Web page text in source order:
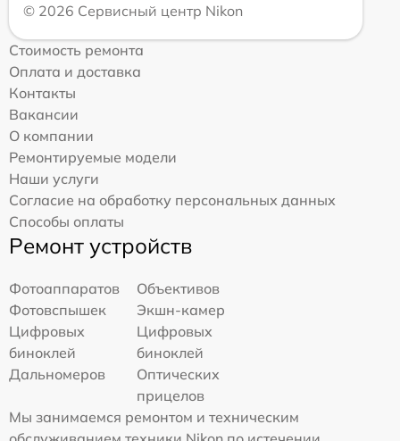
© 2026 Сервисный центр Nikon
Стоимость ремонта
Оплата и доставка
Контакты
Вакансии
О компании
Ремонтируемые модели
Наши услуги
Согласие на обработку персональных данных
Способы оплаты
Ремонт устройств
Фотоаппаратов
Объективов
Фотовспышек
Экшн-камер
Цифровых
биноклей
Цифровых
биноклей
Дальномеров
Оптических
прицелов
Мы занимаемся ремонтом и техническим